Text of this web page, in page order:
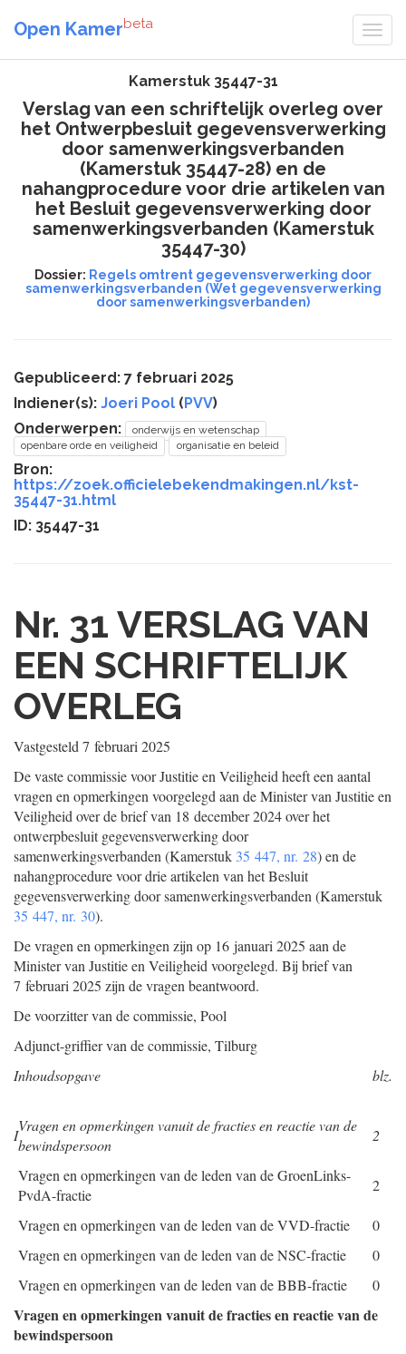
Open Kamerbeta
Kamerstuk 35447-31
Verslag van een schriftelijk overleg over
het Ontwerpbesluit gegevensverwerking
door samenwerkingsverbanden
(Kamerstuk 35447-28) en de
nahangprocedure voor drie artikelen van
het Besluit gegevensverwerking door
samenwerkingsverbanden (Kamerstuk
35447-30)
Dossier: Regels omtrent gegevensverwerking door
samenwerkingsverbanden (Wet gegevensverwerking
door samenwerkingsverbanden)
Gepubliceerd: 7 februari 2025
Indiener(s): Joeri Pool (PVV)
Onderwerpen:
onderwijs en wetenschap
openbare orde en veiligheid
organisatie en beleid
Bron:
https://zoek.officielebekendmakingen.nl/kst-
35447-31.html
ID: 35447-31
Nr. 31 VERSLAG VAN
EEN SCHRIFTELIJK
OVERLEG
Vastgesteld 7 februari 2025
De vaste commissie voor Justitie en Veiligheid heeft een aantal
vragen en opmerkingen voorgelegd aan de Minister van Justitie en
Veiligheid over de brief van 18 december 2024 over het
ontwerpbesluit gegevensverwerking door
samenwerkingsverbanden (Kamerstuk 35 447, nr. 28) en de
nahangprocedure voor drie artikelen van het Besluit
gegevensverwerking door samenwerkingsverbanden (Kamerstuk
35 447, nr. 30).
De vragen en opmerkingen zijn op 16 januari 2025 aan de
Minister van Justitie en Veiligheid voorgelegd. Bij brief van
7 februari 2025 zijn de vragen beantwoord.
De voorzitter van de commissie, Pool
Adjunct-griffier van de commissie, Tilburg
Inhoudsopgave
blz.
I
Vragen en opmerkingen vanuit de fracties en reactie van de
bewindspersoon
2
Vragen en opmerkingen van de leden van de GroenLinks-
PvdA-fractie
2
Vragen en opmerkingen van de leden van de VVD-fractie
0
Vragen en opmerkingen van de leden van de NSC-fractie
0
Vragen en opmerkingen van de leden van de BBB-fractie
0
Vragen en opmerkingen vanuit de fracties en reactie van de
bewindspersoon